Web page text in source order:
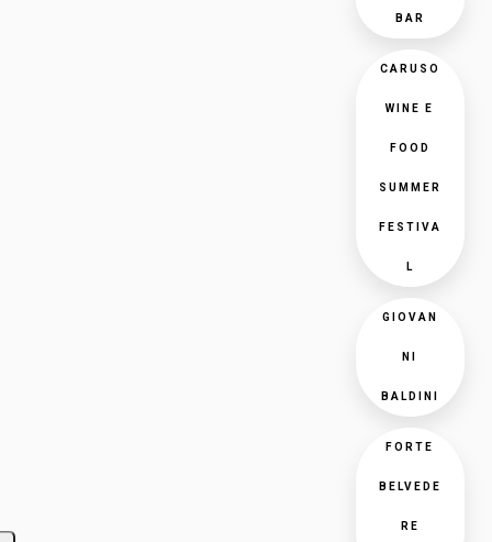
BAR
CARUSO
WINE E
FOOD
SUMMER
FESTIVA
L
GIOVAN
NI
BALDINI
FORTE
BELVEDE
RE